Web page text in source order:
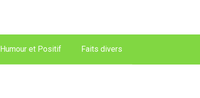
Humour et Positif Faits divers